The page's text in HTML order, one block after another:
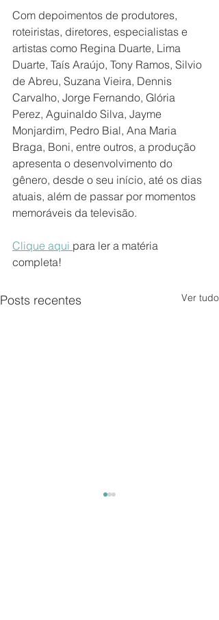
Com depoimentos de produtores,
roteiristas, diretores, especialistas e
artistas como Regina Duarte, Lima
Duarte, Taís Araújo, Tony Ramos, Silvio
de Abreu, Suzana Vieira, Dennis
Carvalho, Jorge Fernando, Glória
Perez, Aguinaldo Silva, Jayme
Monjardim, Pedro Bial, Ana Maria
Braga, Boni, entre outros, a produção
apresenta o desenvolvimento do
gênero, desde o seu início, até os dias
atuais, além de passar por momentos
memoráveis da televisão.
Clique aqui para ler a matéria
completa!
Posts recentes Ver tudo